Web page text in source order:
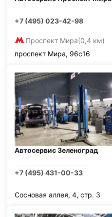
+7 (495) 023-42-98
Проспект Мира(0,4 км)
проспект Мира, 96с16
Автосервис Зеленоград
+7 (495) 431-00-33
Сосновая аллея, 4, стр. 3